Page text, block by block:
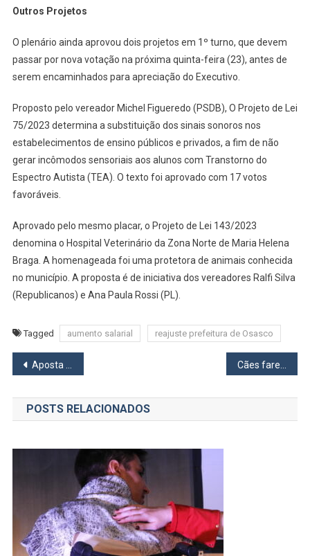
Outros Projetos
O plenário ainda aprovou dois projetos em 1º turno, que devem
passar por nova votação na próxima quinta-feira (23), antes de
serem encaminhados para apreciação do Executivo.
Proposto pelo vereador Michel Figueredo (PSDB), O Projeto de Lei
75/2023 determina a substituição dos sinais sonoros nos
estabelecimentos de ensino públicos e privados, a fim de não
gerar incômodos sensoriais aos alunos com Transtorno do
Espectro Autista (TEA). O texto foi aprovado com 17 votos
favoráveis.
Aprovado pelo mesmo placar, o Projeto de Lei 143/2023
denomina o Hospital Veterinário da Zona Norte de Maria Helena
Braga. A homenageada foi uma protetora de animais conhecida
no município. A proposta é de iniciativa dos vereadores Ralfi Silva
(Republicanos) e Ana Paula Rossi (PL).
Tagged aumento salarial reajuste prefeitura de Osasco
Navegação
de
Post
Aposta de Osasco leva prêmio da Lotofácil
POSTS RELACIONADOS